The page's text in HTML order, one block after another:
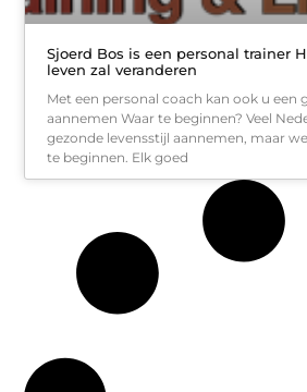
Sjoerd Bos is een personal trainer
leven zal veranderen
Met een personal coach kan ook u een
aannemen Waar te beginnen? Veel
gezonde levensstijl aannemen, maar
te beginnen. Elk goed